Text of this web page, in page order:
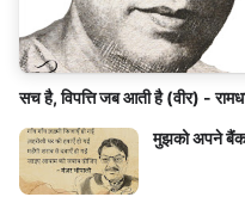
सच है, विपत्ति जब आती है (वीर) -
मुझको अपने बैंक